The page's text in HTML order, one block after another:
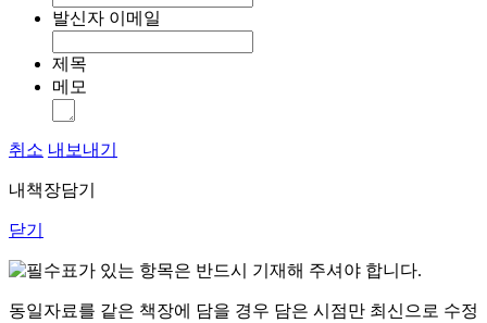
발신자 이메일
제목
메모
취소 내보내기
내책장담기
닫기
표가 있는 항목은 반드시 기재해 주셔야 합니다.
동일자료를 같은 책장에 담을 경우 담은 시점만 최신으로 수정